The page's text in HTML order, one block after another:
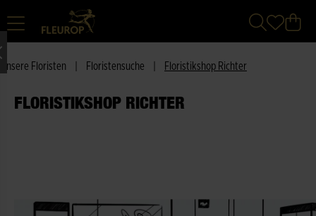
Unsere Floristen Floristensuche Floristikshop Richter
FLORISTIKSHOP RICHTER